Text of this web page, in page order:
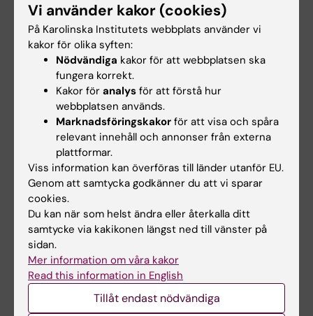
1 oktober 12:15 - 13:00
CBB undervisningsseminarium: Longitudinal data analysis
2 - Linear mixed models
Föreläsningssalen Gene, Neo, Blickagången 16
Anslut till eventet
Centrum för Bioinformatik och Biostatistik (CBB)
presenterar ett seminarium i biostatistik.
Föreläsningar och seminarier
H9 Klinisk vetenskap, intervention och teknik, H5
Laboratoriemedicin, H7 Medicin, Huddinge, H1 Neurobiologi,
vårdvetenskap och samhälle, OF Odontologi
1 oktober 13:00 - 15:00
CBB Drop-in
Vi använder kakor (cookies)
På Karolinska Institutets webbplats använder vi
kakor för olika syften:
Nödvändiga kakor för att webbplatsen ska
fungera korrekt.
Kakor för analys för att förstå hur
webbplatsen används.
Marknadsföringskakor för att visa och spåra
relevant innehåll och annonser från externa
plattformar.
Viss information kan överföras till länder utanför EU.
Genom att samtycka godkänner du att vi sparar
cookies.
Du kan när som helst ändra eller återkalla ditt
samtycke via kakikonen längst ned till vänster på
sidan.
Mer information om våra kakor
Read this information in English
Tillåt endast nödvändiga